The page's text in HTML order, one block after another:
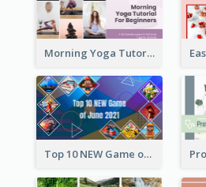
Morning Yoga Tutorial YouTube Thumbnail
Top 10 NEW Game of June 2021 YouTube Thumbnail